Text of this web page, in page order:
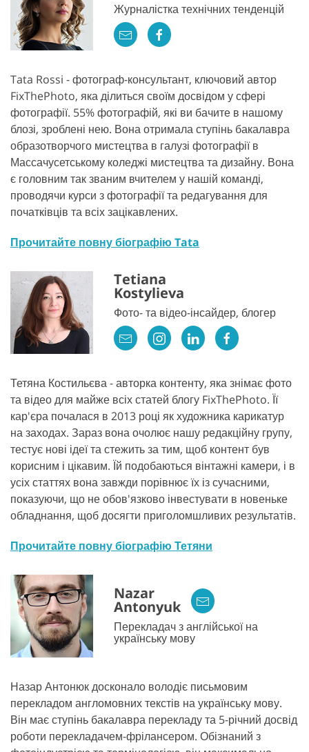
Журналістка технічних тенденцій
Tata Rossi - фотограф-консультант, ключовий автор
FixThePhoto, яка ділиться своїм досвідом у сфері
фотографії. 55% фотографій, які ви бачите в нашому
блозі, зроблені нею. Вона отримала ступінь бакалавра
образотворчого мистецтва в галузі фотографії в
Массачусетському коледжі мистецтва та дизайну. Вона
є головним так званим вчителем у нашій команді,
проводячи курси з фотографії та редагування для
початківців та всіх зацікавлених.
Прочитайте повну біографію Tata
Tetiana
Kostylieva
Фото- та відео-інсайдер, блогер
Тетяна Костильєва - авторка контенту, яка знімає фото
та відео для майже всіх статей блогу FixThePhoto. Її
кар'єра почалася в 2013 році як художника карикатур
на заходах. Зараз вона очолює нашу редакційну групу,
тестує нові ідеї та стежить за тим, щоб контент був
корисним і цікавим. Їй подобаються вінтажні камери, і в
усіх статтях вона завжди порівнює їх із сучасними,
показуючи, що не обов'язково інвестувати в новеньке
обладнання, щоб досягти приголомшливих результатів.
Прочитайте повну біографію Тетяни
Nazar
Antonyuk
Перекладач з англійської на
українську мову
Назар Антонюк досконало володіє письмовим
перекладом англомовних текстів на українську мову.
Він має ступінь бакалавра перекладу та 5-річний досвід
роботи перекладачем-фрілансером. Обізнаний з